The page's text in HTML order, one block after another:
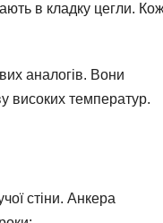
в кладку цегли.
аналогів. Вони
високих температур.
стіни. Анкера